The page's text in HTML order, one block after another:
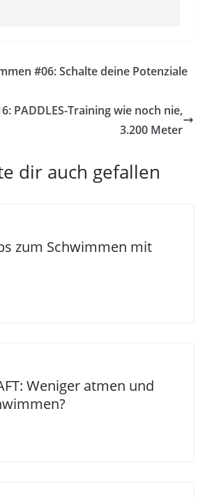
#06: Schalte deine Potenziale
PADDLES-Training wie noch nie,
3.200 Meter
dir auch gefallen
zum Schwimmen mit
Weniger atmen und